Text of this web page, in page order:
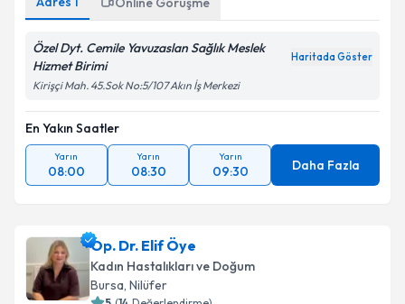
Adres 1 Online Görüşme
Özel Dyt. Cemile Yavuzaslan Sağlık Meslek
Hizmet Birimi
Kirişçi Mah. 45.Sok No:5/107 Akın İş Merkezi
En Yakın Saatler
Yarın
08:00
Yarın
08:30
Yarın
09:30 Daha Fazla
Op. Dr. Elif Öye
Kadın Hastalıkları ve Doğum
Bursa,Nilüfer